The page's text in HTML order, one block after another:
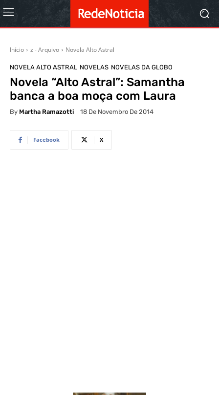
Início z - Arquivo Novela Alto Astral
NOVELA ALTO ASTRAL NOVELAS NOVELAS DA GLOBO
Novela “Alto Astral”: Samantha
banca a boa moça com Laura
By Martha Ramazotti 18 De Novembro De 2014
Facebook X